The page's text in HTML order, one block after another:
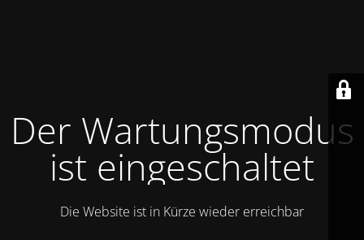
Der Wartungsmodus
ist eingeschaltet
Die Website ist in Kürze wieder erreichbar